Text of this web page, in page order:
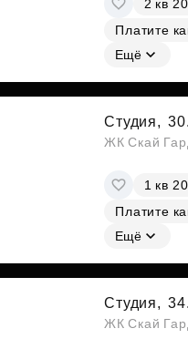
Субсидии
2 кв
Платите
Ещё
Студия,
ЖК Скай
1 кв
Платите
Ещё
Студия,
ЖК Скай